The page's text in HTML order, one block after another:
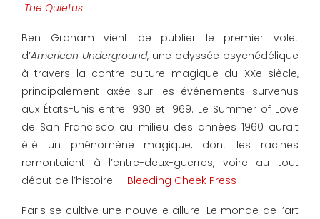
The Quietus
Ben Graham vient de publier le premier volet
d’American Underground, une odyssée psychédélique
à travers la contre-culture magique du XXe siècle,
principalement axée sur les événements survenus
aux États-Unis entre 1930 et 1969. Le Summer of Love
de San Francisco au milieu des années 1960 aurait
été un phénomène magique, dont les racines
remontaient à l’entre-deux-guerres, voire au tout
début de l’histoire. – Bleeding Cheek Press
Paris se cultive une nouvelle allure. Le monde de l’art